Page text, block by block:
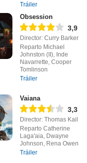
Tráiler
Obsession
3,9
Director: Curry Barker
Reparto Michael
Johnston (II), Inde
Navarrette, Cooper
Tomlinson
Tráiler
Vaiana
3,3
Director: Thomas Kail
Reparto Catherine
Laga'aia, Dwayne
Johnson, Rena Owen
Tráiler